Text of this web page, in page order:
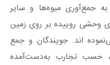
به جمع‌آوری میوه‌ها و سایر
وحشی روییده بر روی زمین
اند. جویندگان و جمع‌
حسب تجارب به‌دست‌آمده